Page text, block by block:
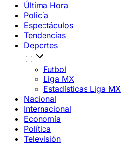
Última Hora
Policía
Espectáculos
Tendencias
Deportes
Futbol
Liga MX
Estadísticas Liga MX
Nacional
Internacional
Economía
Política
Televisión